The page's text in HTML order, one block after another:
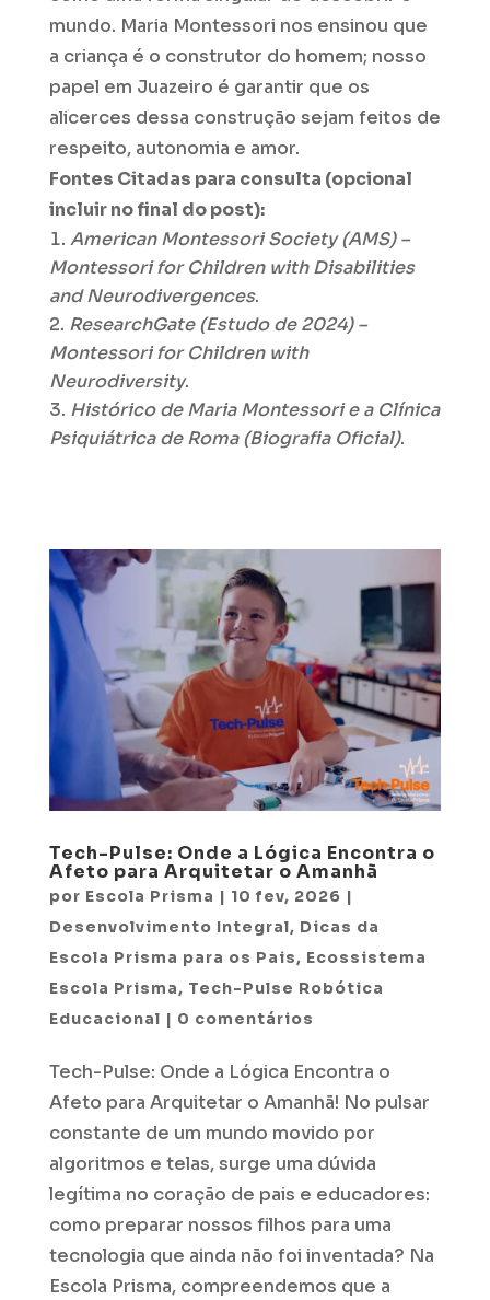
mundo. Maria Montessori nos ensinou que
a criança é o construtor do homem; nosso
papel em Juazeiro é garantir que os
alicerces dessa construção sejam feitos de
respeito, autonomia e amor.
Fontes Citadas para consulta (opcional
incluir no final do post):
American Montessori Society (AMS) –
Montessori for Children with Disabilities
and Neurodivergences.
ResearchGate (Estudo de 2024) –
Montessori for Children with
Neurodiversity.
Histórico de Maria Montessori e a Clínica
Psiquiátrica de Roma (Biografia Oficial).
Tech-Pulse: Onde a Lógica Encontra o
Afeto para Arquitetar o Amanhã
por Escola Prisma | 10 fev, 2026 |
Desenvolvimento Integral, Dicas da
Escola Prisma para os Pais, Ecossistema
Escola Prisma, Tech-Pulse Robótica
Educacional | 0 comentários
Tech-Pulse: Onde a Lógica Encontra o
Afeto para Arquitetar o Amanhã! No pulsar
constante de um mundo movido por
algoritmos e telas, surge uma dúvida
legítima no coração de pais e educadores:
como preparar nossos filhos para uma
tecnologia que ainda não foi inventada? Na
Escola Prisma, compreendemos que a